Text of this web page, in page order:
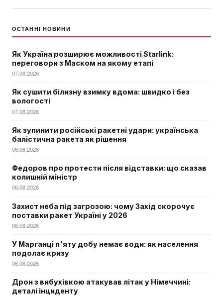
ОСТАННІ НОВИНИ
Як Україна розширює можливості Starlink:
переговори з Маском на якому етапі
07.08.2026
Як сушити білизну взимку вдома: швидко і без
вологості
07.08.2026
Як зупинити російські ракетні удари: українська
балістична ракета як рішення
06.08.2026
Федоров про протести після відставки: що сказав
колишній міністр
06.08.2026
Захист неба під загрозою: чому Захід скорочує
поставки ракет Україні у 2026
06.08.2026
У Марганці п'яту добу немає води: як населення
подолає кризу
06.08.2026
Дрон з вибухівкою атакував літак у Німеччині:
деталі інциденту